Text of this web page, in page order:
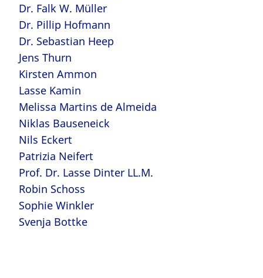
Dr. Falk W. Müller
Dr. Pillip Hofmann
Dr. Sebastian Heep
Jens Thurn
Kirsten Ammon
Lasse Kamin
Melissa Martins de Almeida
Niklas Bauseneick
Nils Eckert
Patrizia Neifert
Prof. Dr. Lasse Dinter LL.M.
Robin Schoss
Sophie Winkler
Svenja Bottke